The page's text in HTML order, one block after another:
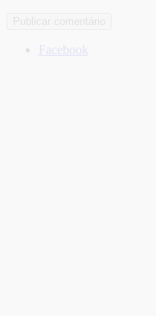
Facebook